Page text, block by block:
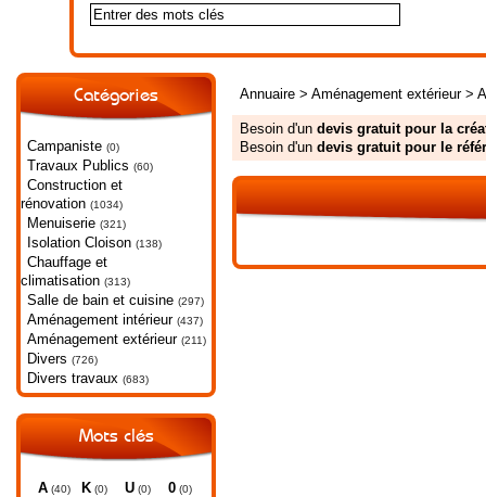
Catégories
Campaniste (0)
Travaux Publics (60)
Construction et
rénovation (1034)
Menuiserie (321)
Isolation Cloison (138)
Chauffage et
climatisation (313)
Salle de bain et cuisine (297)
Aménagement intérieur (437)
Aménagement extérieur (211)
Divers (726)
Divers travaux (683)
Mots clés
A (40) K (0) U (0) 0 (0)
Annuaire > Aménagement extérieur>
Besoin d'un devis gratuit pour la
Besoin d'un devis gratuit pour le